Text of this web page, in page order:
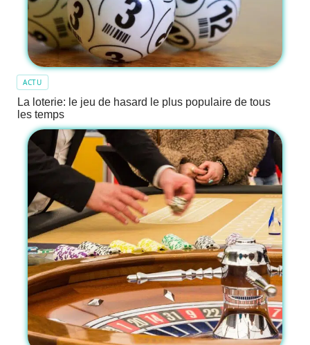
ACTU
La loterie: le jeu de hasard le plus populaire de tous
les temps